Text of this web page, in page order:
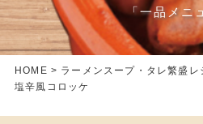
「一品メニ
HOME > ラーメンスープ・タレ繁盛レ
塩辛風コロッケ